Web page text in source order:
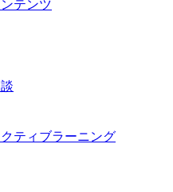
テンツ
ティブラーニング